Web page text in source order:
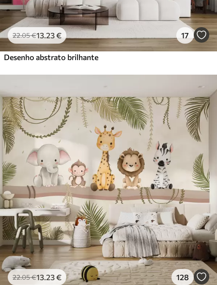
22.05€13.23€ 17
Desenho abstrato brilhante
22.05€13.23€ 128